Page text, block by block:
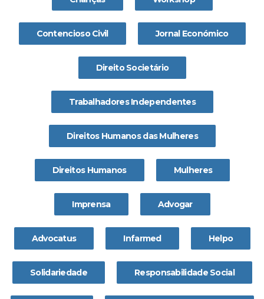
Contencioso Civil Jornal Económico
Direito Societário
Trabalhadores Independentes
Direitos Humanos das Mulheres
Direitos Humanos Mulheres
Imprensa Advogar
Advocatus Infarmed Helpo
Solidariedade Responsabilidade Social